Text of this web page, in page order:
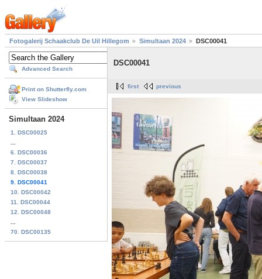
Fotogalerij Schaakclub De Uil Hillegom Simultaan 2024 DSC00041
Advanced Search
Print on Shutterfly.com
View Slideshow
Simultaan 2024
1. DSC00025
6. DSC00036
7. DSC00037
8. DSC00038
9. DSC00041
10. DSC00042
11. DSC00044
12. DSC00048
70. DSC00135
DSC00041
first previous